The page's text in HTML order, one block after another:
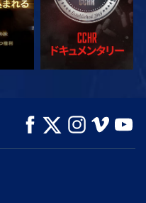
シリーズを探求